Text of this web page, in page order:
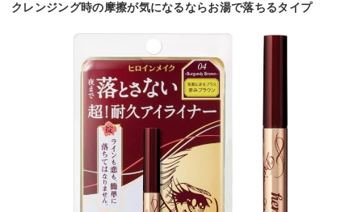
クレンジング時の摩擦が気になるならお湯で落ちるタイプ